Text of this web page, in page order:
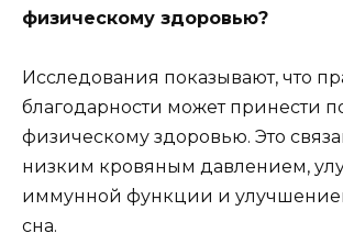
физическому здоровью?
Исследования показывают, что
благодарности может принести
физическому здоровью. Это
низким кровяным давлением,
иммунной функции и
сна.